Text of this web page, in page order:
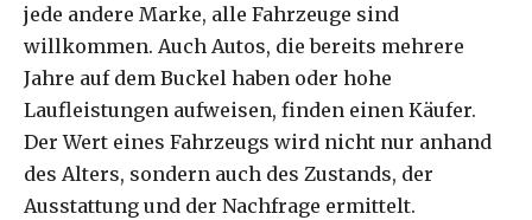
jede andere Marke, alle Fahrzeuge sind
willkommen. Auch Autos, die bereits mehrere
Jahre auf dem Buckel haben oder hohe
Laufleistungen aufweisen, finden einen Käufer.
Der Wert eines Fahrzeugs wird nicht nur anhand
des Alters, sondern auch des Zustands, der
Ausstattung und der Nachfrage ermittelt.